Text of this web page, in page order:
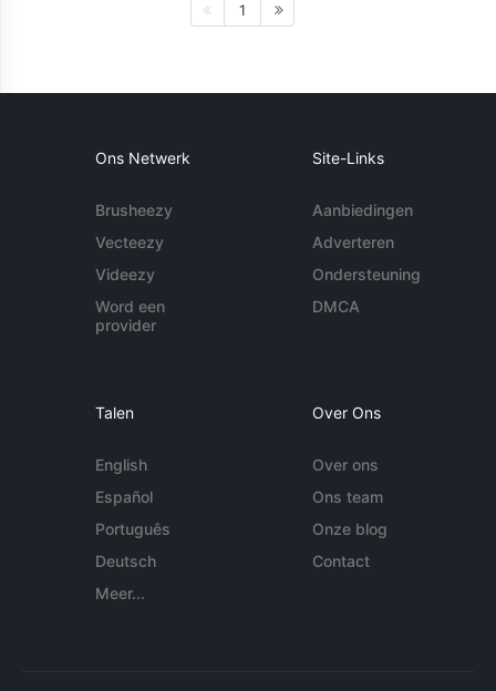
1
Ons Netwerk
Brusheezy
Vecteezy
Videezy
Word een
provider
Site-Links
Aanbiedingen
Adverteren
Ondersteuning
DMCA
Talen
English
Español
Português
Deutsch
Meer...
Over Ons
Over ons
Ons team
Onze blog
Contact